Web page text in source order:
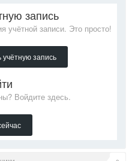
запись
учётной записи. Это просто!
учётную запись
Войдите здесь.